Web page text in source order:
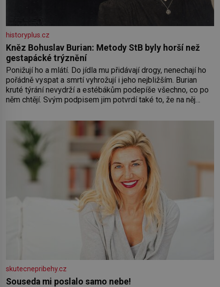
historyplus.cz
Kněz Bohuslav Burian: Metody StB byly horší než
gestapácké trýznění
Ponižují ho a mlátí. Do jídla mu přidávají drogy, nenechají ho
pořádně vyspat a smrtí vyhrožují i jeho nejbližším. Burian
kruté týrání nevydrží a estébákům podepíše všechno, co po
něm chtějí. Svým podpisem jim potvrdí také to, že na něj
Syn brněnského řezníka chce být knězem a
skutecnepribehy.cz
Souseda mi poslalo samo nebe!